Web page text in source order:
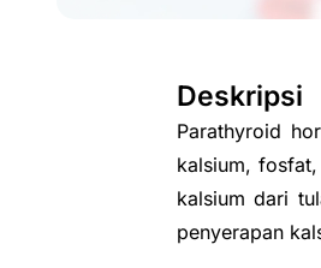
Deskripsi
Parathyroid
kalsium,
kalsium dari
penyerapan